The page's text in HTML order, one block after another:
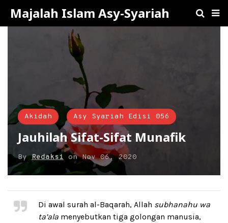
Majalah Islam Asy-Syariah
Akidah Asy Syariah Edisi 056
Jauhilah Sifat-Sifat Munafik
ByRedaksi onNov 06, 2020
Di awal surah al-Baqarah, Allah subhanahu wa
ta’ala menyebutkan tiga golongan manusia,